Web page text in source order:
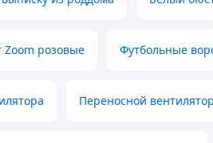
Zoom розовые Футбольные
Переносной